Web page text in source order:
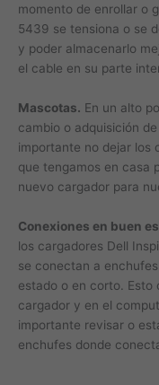
momento de enrollar o
5439 se tensiona o se
y poder almacenarlo
el cable en su parte
Mascotas. En un alto
cambio o adquisición
importante no dejar los
que tengamos en casa
nuevo cargador para
Conexiones en buen
los cargadores Dell
se conectan a
estado o en corto. Esto
cargador y en el
importante revisar o
enchufes donde